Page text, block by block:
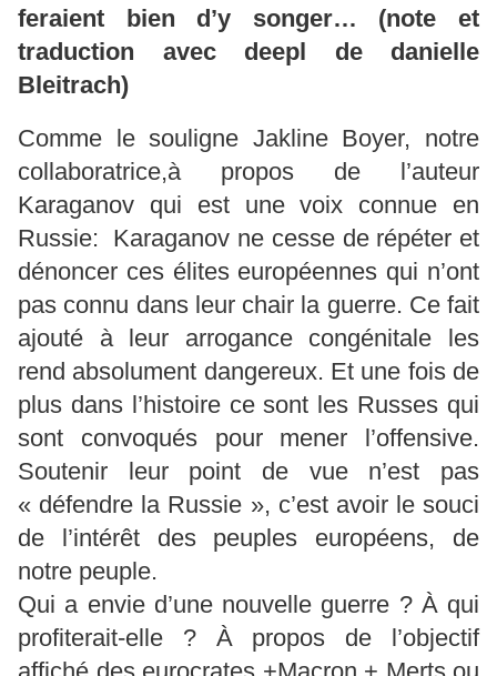
feraient bien d’y songer… (note et
traduction avec deepl de danielle
Bleitrach)
Comme le souligne Jakline Boyer, notre
collaboratrice,à propos de l’auteur
Karaganov qui est une voix connue en
Russie: Karaganov ne cesse de répéter et
dénoncer ces élites européennes qui n’ont
pas connu dans leur chair la guerre. Ce fait
ajouté à leur arrogance congénitale les
rend absolument dangereux. Et une fois de
plus dans l’histoire ce sont les Russes qui
sont convoqués pour mener l’offensive.
Soutenir leur point de vue n’est pas
« défendre la Russie », c’est avoir le souci
de l’intérêt des peuples européens, de
notre peuple.
Qui a envie d’une nouvelle guerre ? À qui
profiterait-elle ? À propos de l’objectif